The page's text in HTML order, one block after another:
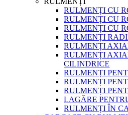
RULMENȚI CU
RULMENȚI CU
RULMENȚI CU
RULMENȚI
RULMENȚI
RULMENȚI
CILINDRICE
RULMENȚI
RULMENȚI
RULMENȚI
LAGĂRE
RULMENȚI ÎN